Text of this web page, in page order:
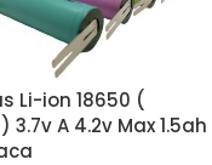
Li-ion 18650 (
3.7v A 4.2v Max 1.5ah